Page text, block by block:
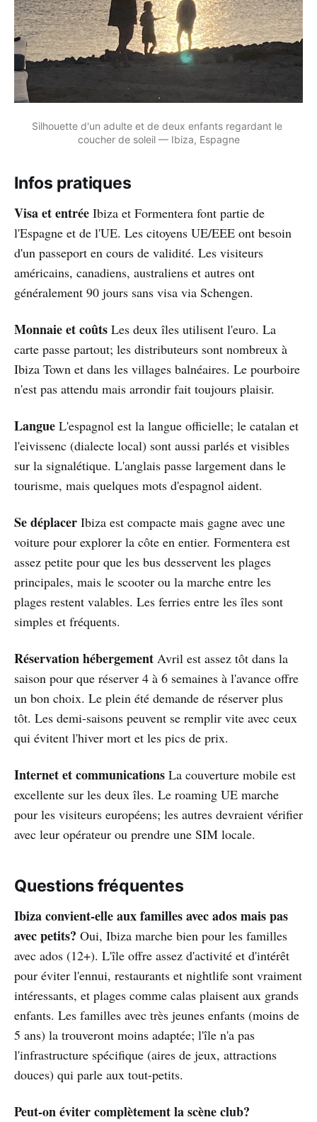
Silhouette d'un adulte et de deux enfants regardant le
coucher de soleil — Ibiza, Espagne
Infos pratiques
Visa et entrée Ibiza et Formentera font partie de
l'Espagne et de l'UE. Les citoyens UE/EEE ont besoin
d'un passeport en cours de validité. Les visiteurs
américains, canadiens, australiens et autres ont
généralement 90 jours sans visa via Schengen.
Monnaie et coûts Les deux îles utilisent l'euro. La
carte passe partout; les distributeurs sont nombreux à
Ibiza Town et dans les villages balnéaires. Le pourboire
n'est pas attendu mais arrondir fait toujours plaisir.
Langue L'espagnol est la langue officielle; le catalan et
l'eivissenc (dialecte local) sont aussi parlés et visibles
sur la signalétique. L'anglais passe largement dans le
tourisme, mais quelques mots d'espagnol aident.
Se déplacer Ibiza est compacte mais gagne avec une
voiture pour explorer la côte en entier. Formentera est
assez petite pour que les bus desservent les plages
principales, mais le scooter ou la marche entre les
plages restent valables. Les ferries entre les îles sont
simples et fréquents.
Réservation hébergement Avril est assez tôt dans la
saison pour que réserver 4 à 6 semaines à l'avance offre
un bon choix. Le plein été demande de réserver plus
tôt. Les demi-saisons peuvent se remplir vite avec ceux
qui évitent l'hiver mort et les pics de prix.
Internet et communications La couverture mobile est
excellente sur les deux îles. Le roaming UE marche
pour les visiteurs européens; les autres devraient vérifier
avec leur opérateur ou prendre une SIM locale.
Questions fréquentes
Ibiza convient-elle aux familles avec ados mais pas
avec petits? Oui, Ibiza marche bien pour les familles
avec ados (12+). L'île offre assez d'activité et d'intérêt
pour éviter l'ennui, restaurants et nightlife sont vraiment
intéressants, et plages comme calas plaisent aux grands
enfants. Les familles avec très jeunes enfants (moins de
5 ans) la trouveront moins adaptée; l'île n'a pas
l'infrastructure spécifique (aires de jeux, attractions
douces) qui parle aux tout-petits.
Peut-on éviter complètement la scène club?